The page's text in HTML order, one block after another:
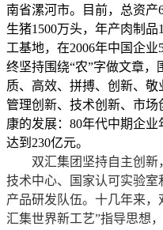
南省漯河市。目前，总资产
生猪1500万头，年产肉制
工基地，在2006年中国企
终坚持围绕“农”字做文章
质、高效、拼搏、创新、
管理创新、技术创新、市
康的发展：80年代中期企业
达到230亿元。
双汇集团坚持自主创
技术中心、国家认可实验
产品研发队伍。十几年来，
汇集世界新工艺”指导思想